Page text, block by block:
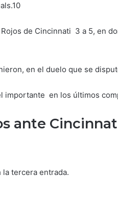
de Cincinnati 3 a 5, en
en el duelo que se
importante en los últimos
ante
tercera entrada.